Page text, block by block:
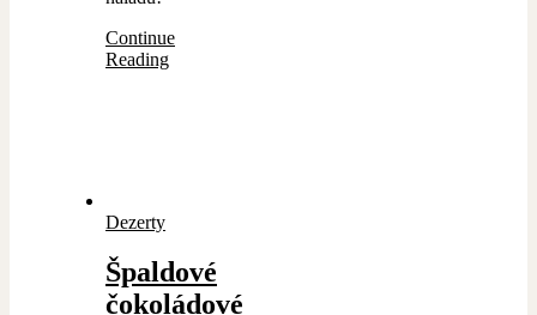
Continue
Reading
Dezerty
Špaldové
čokoládové